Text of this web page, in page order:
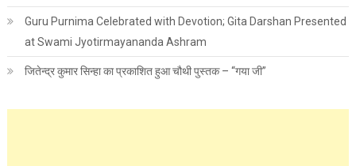
Guru Purnima Celebrated with Devotion; Gita Darshan Presented
at Swami Jyotirmayananda Ashram
जितेन्द्र कुमार सिन्हा का प्रकाशित हुआ चौथी पुस्तक – “गया जी”